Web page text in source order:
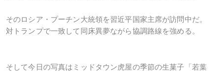
そのロシア・プーチン大統領を習近平国家主席が訪問中だ。
対トランプで一致して同床異夢ながら協調路線を強める。
そして今日の写真はミッドタウン虎屋の季節の生菓子「若葉